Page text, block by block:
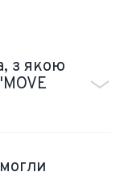
з якою